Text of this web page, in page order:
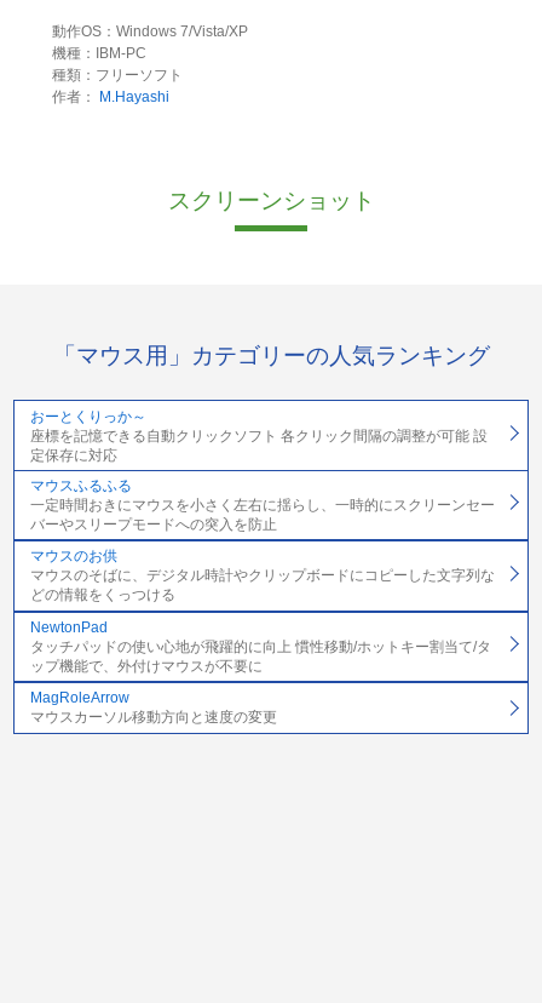
動作OS：Windows 7/Vista/XP
機種：IBM-PC
種類：フリーソフト
作者：
M.Hayashi
スクリーンショット
「マウス用」カテゴリーの人気ランキング
おーとくりっか～
座標を記憶できる自動クリックソフト 各クリック間隔の調整が可能 設
定保存に対応
マウスふるふる
一定時間おきにマウスを小さく左右に揺らし、一時的にスクリーンセー
バーやスリープモードへの突入を防止
マウスのお供
マウスのそばに、デジタル時計やクリップボードにコピーした文字列な
どの情報をくっつける
NewtonPad
タッチパッドの使い心地が飛躍的に向上 慣性移動/ホットキー割当て/タ
ップ機能で、外付けマウスが不要に
MagRoleArrow
マウスカーソル移動方向と速度の変更